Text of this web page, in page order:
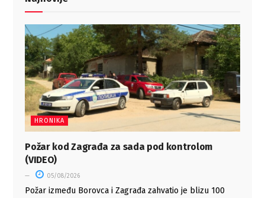
HRONIKA
Požar kod Zagrađa za sada pod kontrolom
(VIDEO)
05/08/2026
Požar između Borovca i Zagrađa zahvatio je blizu 100